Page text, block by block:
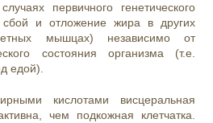
первичного генетического
и отложение жира в других
мышцах) независимо от
состояния организма (т.е.
едой).
кислотами висцеральная
чем подкожная клетчатка.